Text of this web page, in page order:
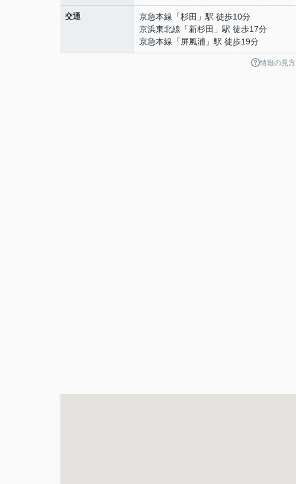
交通 京急本線 「杉田 」駅 徒歩10分
京浜東北線 「新杉田 」駅 徒歩17分
京急本線 「 屏風浦 」駅 徒歩19分
情報の見方